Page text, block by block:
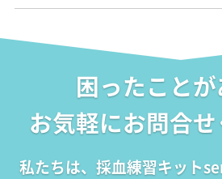
困ったこと
お気軽にお問合せ
私たちは、採血練習キット